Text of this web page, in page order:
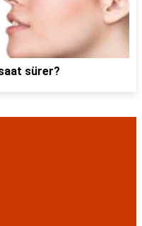
sürer?